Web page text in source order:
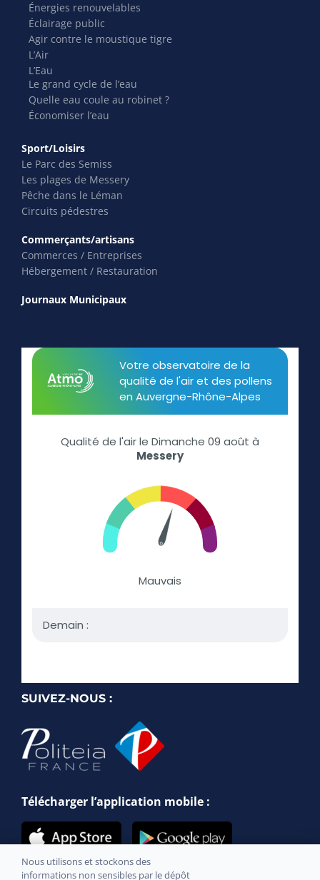
Énergies renouvelables
Éclairage public
Agir contre le moustique tigre
L’Air
L’Eau
Le grand cycle de l’eau
Quelle eau coule au robinet ?
Économiser l’eau
Sport/Loisirs
Le Parc des Semiss
Les plages de Messery
Pêche dans le Léman
Circuits pédestres
Commerçants/artisans
Commerces / Entreprises
Hébergement / Restauration
Journaux Municipaux
SUIVEZ-NOUS :
Télécharger l’application mobile :
Nous utilisons et stockons des
informations non sensibles par le dépôt